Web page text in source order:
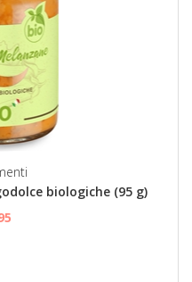
biologiche (95 g)